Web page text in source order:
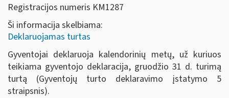
Registracijos numeris KM1287
Ši informacija skelbiama:
Deklaruojamas turtas
Gyventojai deklaruoja kalendorinių metų, už kuriuos
teikiama gyventojo deklaracija, gruodžio 31 d. turimą
turtą (Gyventojų turto deklaravimo įstatymo 5
straipsnis).